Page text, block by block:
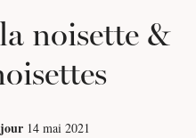
noisette &
14 mai 2021